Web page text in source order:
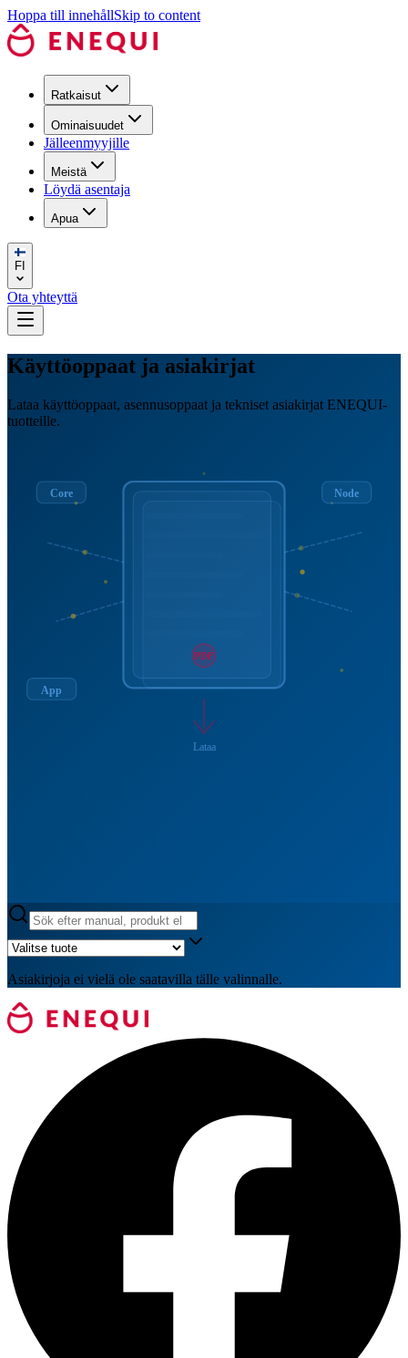
Hoppa till innehållSkip to content
Ratkaisut
Ominaisuudet
Jälleenmyyjille
Meistä
Löydä asentaja
Apua
FI
Ota yhteyttä
Käyttöoppaat ja asiakirjat
Lataa käyttöoppaat, asennusoppaat ja tekniset asiakirjat ENEQUI-
tuotteille.
PDF
Lataa
Core Node
App
Asiakirjoja ei vielä ole saatavilla tälle valinnalle.